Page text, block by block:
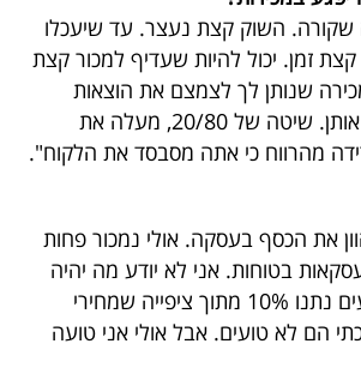
השוק קצת נעצר. עד שיעכלו
זמן. יכול להיות שעדיף למכור קצת
שנותן לך לצמצם את הוצאות
המימון ולא להגדיל אותן. שיטה של 20/80, מעלה את
מהרווח כי אתה מסבסד את הלקוח".
את הכסף בעסקה. אולי נמכור פחות
בטוחות. אני לא יודע מה יהיה
מחר. הרבה משקיעים נתנו 10% מתוך ציפייה שמחירי
הם לא טועים. אבל אולי אני טועה